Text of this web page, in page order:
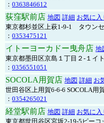
： 0363846612
荻窪駅前店 地図 詳細 お気に
東京都杉並区上萩1-9-1 タウン
： 0353475121
イトーヨーカドー曳舟店 地
東京都墨田区京島１丁目２-１イ
： 0356551051
SOCOLA用賀店 地図 詳細 お
世田谷区上用賀6-6-6 SOCOLA用
： 0354265021
経堂駅前店 地図 詳細 お気に
東京都世田谷区宮坂2-19-5ピー